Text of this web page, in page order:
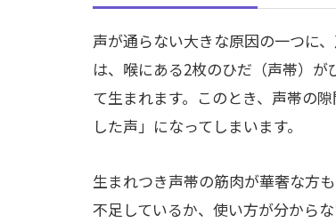
声が通らない大きな原因の一つに
は、喉にある2枚のひだ（声帯）
て生まれます。このとき、声帯の
した声」になってしまいます。
生まれつき声帯の筋肉が華奢な方
不足しているか、使い方が分から